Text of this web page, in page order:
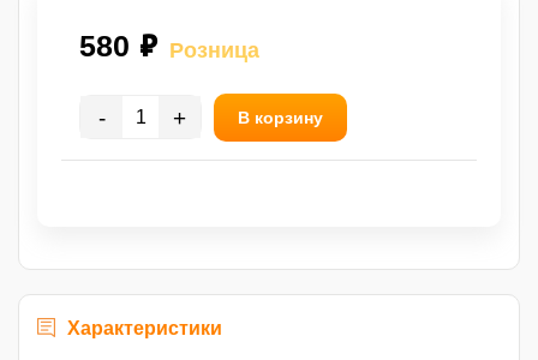
580 ₽ Розница
- + В корзину
Характеристики